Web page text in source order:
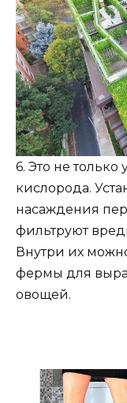
6. Это не
кислорода.
насаждения
фильтруют
Внутри их
фермы для
овощей.